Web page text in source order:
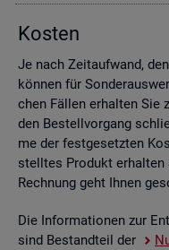
Kos­ten
Je nach Zeit­auf­wand,
kön­nen für
chen Fäl­len er­hal­ten Sie
den Be­stell­vor­gang
me der fest­ge­setz­ten
stell­tes Pro­dukt er­hal­ten
Rech­nung geht Ihnen
Die In­for­ma­tio­nen zur
sind Be­stand­teil der